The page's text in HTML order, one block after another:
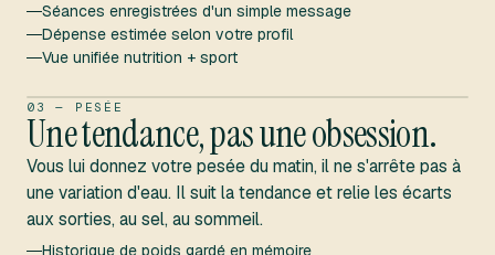
Séances enregistrées d'un simple message
Dépense estimée selon votre profil
Vue unifiée nutrition + sport
TENDANCE 12 SEM. 63,2 KG
03 — PESÉE
Une tendance, pas une obsession.
Vous lui donnez votre pesée du matin, il ne s'arrête pas à
une variation d'eau. Il suit la tendance et relie les écarts
aux sorties, au sel, au sommeil.
Historique de poids gardé en mémoire